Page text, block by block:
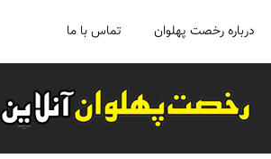
درباره رخصت پهلوان تماس با ما